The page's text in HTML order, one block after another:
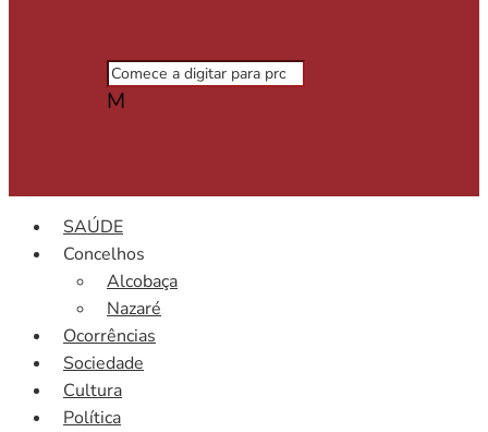
M
SAÚDE
Concelhos
Alcobaça
Nazaré
Ocorrências
Sociedade
Cultura
Política